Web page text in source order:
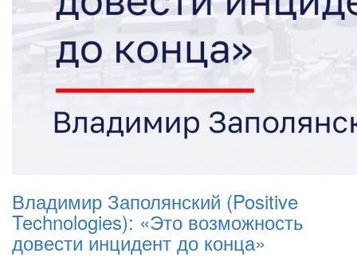
Владимир Заполянский (Positive
Technologies): «Это возможность
довести инцидент до конца»